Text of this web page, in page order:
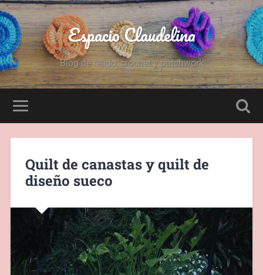
Espacio Claudelina
Blog de tejido, crochet y patchwork
Quilt de canastas y quilt de
diseño sueco